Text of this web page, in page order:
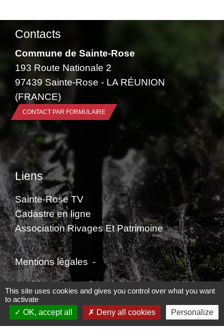
Contacts
Commune de Sainte-Rose
193 Route Nationale 2
97439 Sainte-Rose - LA RÉUNION
(FRANCE)
CONTACT PAR FORMULAIRE
Liens
Sainte-Rose TV
Cadastre en ligne
Association Rivages Et Patrimoine
Mentions légales -
Politique de confidentialité - Accessibilité -
Plan du site - Gestion des cookies
This site uses cookies and gives you control over what you want
to activate
OK, accept all
Deny all cookies Personalize